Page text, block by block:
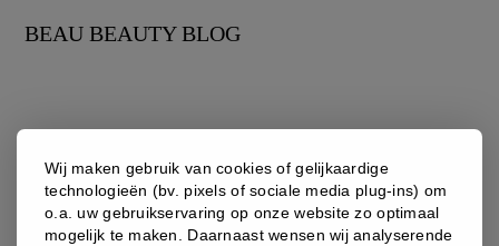
BEAU BEAUTY BLOG
Wij maken gebruik van cookies of gelijkaardige
technologieën (bv. pixels of sociale media plug-ins) om
o.a. uw gebruikservaring op onze website zo optimaal
mogelijk te maken. Daarnaast wensen wij analyserende